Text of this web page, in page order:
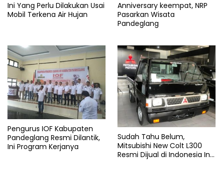
Ini Yang Perlu Dilakukan Usai
Mobil Terkena Air Hujan
Anniversary keempat, NRP
Pasarkan Wisata
Pandeglang
Pengurus IOF Kabupaten
Pandeglang Resmi Dilantik,
Ini Program Kerjanya
Sudah Tahu Belum,
Mitsubishi New Colt L300
Resmi Dijual di Indonesia Ini